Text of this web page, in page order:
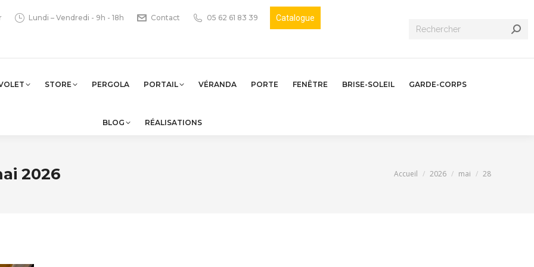
Lundi – Vendredi - 9h - 18h Contact 05 62 61 83 39 Catalogue
Recherche
STORE PERGOLA PORTAIL VÉRANDA PORTE FENÊTRE BRISE-SOLEIL GARDE-CORPS
BLOG RÉALISATIONS
2026 Vous êtes ici :
Accueil 2026 mai 28